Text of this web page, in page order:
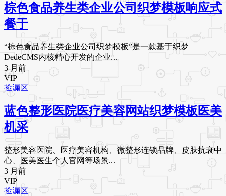
棕色食品养生类企业公司织梦模板响应式
餐于
“棕色食品养生类企业公司织梦模板”是一款基于织梦
DedeCMS内核精心开发的企业...
3 月前
VIP
捡漏区
蓝色整形医院医疗美容网站织梦模板医美
机采
整形美容医院、医疗美容机构、微整形连锁品牌、皮肤抗衰中
心、医美医生个人官网等场景...
3 月前
VIP
捡漏区